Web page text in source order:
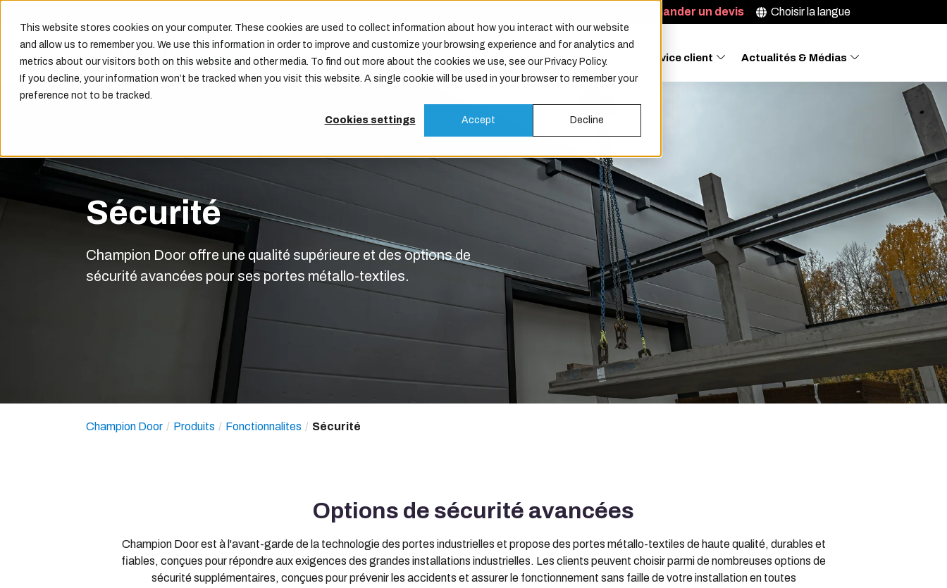
This website stores cookies on your computer. These cookies are used to collect information about how you interact with our website
and allow us to remember you. We use this information in order to improve and customize your browsing experience and for analytics and
metrics about our visitors both on this website and other media. To find out more about the cookies we use, see our Privacy Policy.
If you decline, your information won’t be tracked when you visit this website. A single cookie will be used in your browser to remember your
preference not to be tracked.
Cookies settings Accept Decline
Demander un devis Choisir la langue
Produits Services Maintenance Entreprise Service client Actualités & Médias
Sécurité
Champion Door offre une qualité supérieure et des options de
sécurité avancées pour ses portes métallo-textiles.
Champion Door Produits Fonctionnalites Sécurité
Options de sécurité avancées
Champion Door est à l'avant-garde de la technologie des portes industrielles et propose des portes métallo-textiles de haute qualité, durables et
fiables, conçues pour répondre aux exigences des grandes installations industrielles. Les clients peuvent choisir parmi de nombreuses options de
sécurité supplémentaires, conçues pour prévenir les accidents et assurer le fonctionnement sans faille de votre installation en toutes